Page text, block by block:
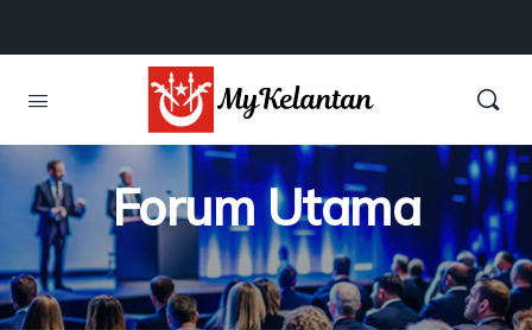
Forum Utama